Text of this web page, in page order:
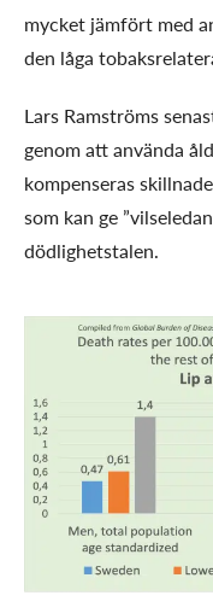
mycket jämfört med
den låga
Lars Ramströms
genom att använda
kompenseras
som kan ge
dödlighetstalen.